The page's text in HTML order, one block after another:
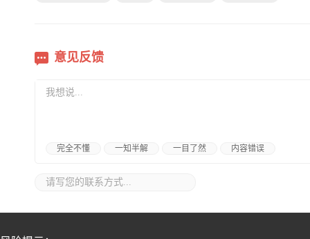
意见反馈
完全不懂 一知半解 一目了然 内容错误